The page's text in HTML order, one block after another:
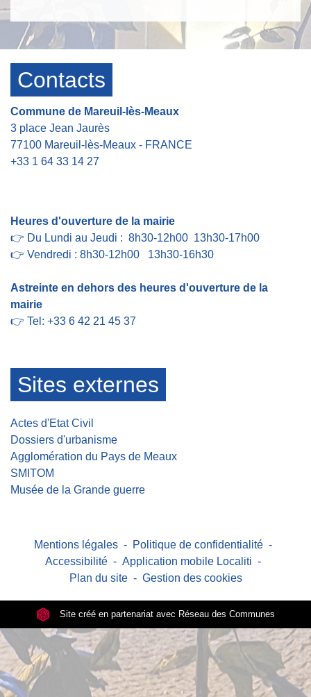
Contacts
Commune de Mareuil-lès-Meaux
3 place Jean Jaurès
77100 Mareuil-lès-Meaux - FRANCE
+33 1 64 33 14 27
Heures d'ouverture de la mairie
👉 Du Lundi au Jeudi : 8h30-12h00 13h30-17h00
👉 Vendredi : 8h30-12h00 13h30-16h30
Astreinte en dehors des heures d'ouverture de la
mairie
👉 Tel: +33 6 42 21 45 37
Sites externes
Actes d'Etat Civil
Dossiers d'urbanisme
Agglomération du Pays de Meaux
SMITOM
Musée de la Grande guerre
Mentions légales - Politique de confidentialité -
Accessibilité - Application mobile Localiti -
Plan du site - Gestion des cookies
Site créé en partenariat avec Réseau des Communes